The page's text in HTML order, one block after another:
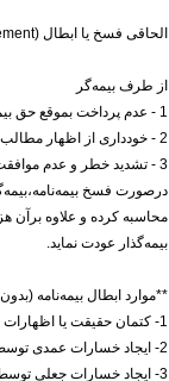
الحاقی فسخ یا ابطال (Cancellation Endorsement)
از طرف بیمه‌گر
1 - عدم پرداخت بموقع حق بیمه
2 - خودداری از اظهار مطالب درصورت تغییرات در ماهیت ریسک
3 - تشدید خطر و عدم موافقت بیمه‌گذار به پرداخت حق بیمه اضافی
درصورت فسخ
محاسبه کرده و علاوه برآن
بیمه‌گذار عودت نماید.
**موارد ابطال بیمه‌نامه
1- کتمان حقیقت یا اظهارات خلاف واقع بیمه‌گذار درباره موضوع مورد بیمه
2- ایجاد خسارات عمدی توسط بیمه‌گذار یا ذینفعان
3- ایجاد خسارات جعلی توسط بیمه‌گذار یا ذینفعان درصورت صدور الحاقی ابطال برای بیمه‌نامه حق بیمه‌ای به بیمه‌گذار عودت